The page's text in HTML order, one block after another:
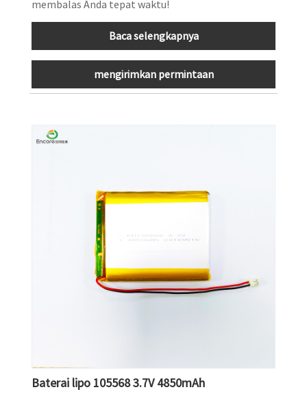
membalas Anda tepat waktu!
Baca selengkapnya
mengirimkan permintaan
Baterai lipo 105568 3.7V 4850mAh